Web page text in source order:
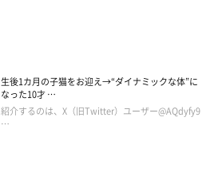
生後1カ月の子猫をお迎え→“ダイナミックな体”に
なった10才 …
紹介するのは、X（旧Twitter）ユーザー@AQdyfy9
…